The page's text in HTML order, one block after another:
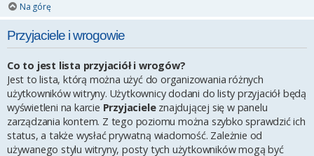
Na górę
Przyjaciele i wrogowie
Co to jest lista przyjaciół i wrogów?
Jest to lista, którą można użyć do organizowania różnych
użytkowników witryny. Użytkownicy dodani do listy przyjaciół będą
wyświetleni na karcie Przyjacieleznajdującej się w panelu
zarządzania kontem. Z tego poziomu można szybko sprawdzić ich
status, a także wysłać prywatną wiadomość. Zależnie od
używanego stylu witryny, posty tych użytkowników mogą być